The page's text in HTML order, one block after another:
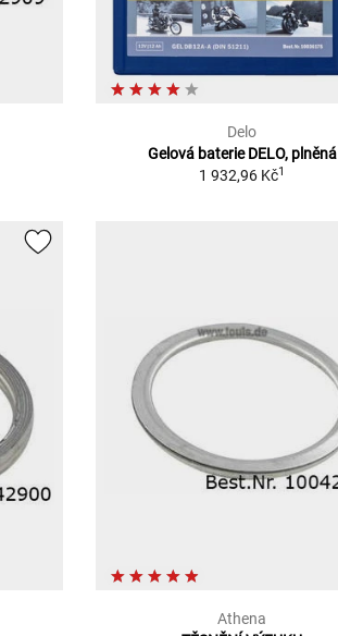
Delo
Gelová baterie DELO, plněná
1 932,96 Kč1
Athena